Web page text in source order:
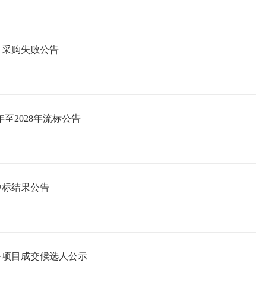
购失败公告
至2028年流标公告
结果公告
目成交候选人公示